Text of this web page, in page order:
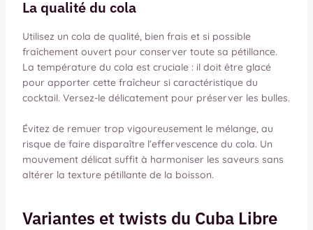
La qualité du cola
Utilisez un cola de qualité, bien frais et si possible
fraîchement ouvert pour conserver toute sa pétillance.
La température du cola est cruciale : il doit être glacé
pour apporter cette fraîcheur si caractéristique du
cocktail. Versez-le délicatement pour préserver les bulles.
Évitez de remuer trop vigoureusement le mélange, au
risque de faire disparaître l’effervescence du cola. Un
mouvement délicat suffit à harmoniser les saveurs sans
altérer la texture pétillante de la boisson.
Variantes et twists du Cuba Libre